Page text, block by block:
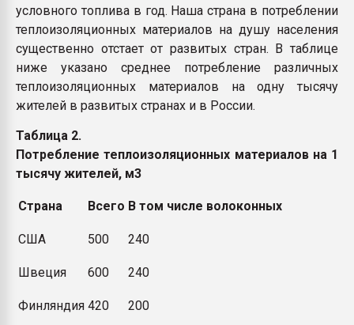
условного топлива в год. Наша страна в потреблении
теплоизоляционных материалов на душу населения
существенно отстает от развитых стран. В таблице
ниже указано среднее потребление различных
теплоизоляционных материалов на одну тысячу
жителей в развитых странах и в России.
Таблица 2.
Потребление теплоизоляционных материалов на 1
тысячу жителей, м3
Страна Всего В том числе волоконных
США 500 240
Швеция 600 240
Финляндия 420 200